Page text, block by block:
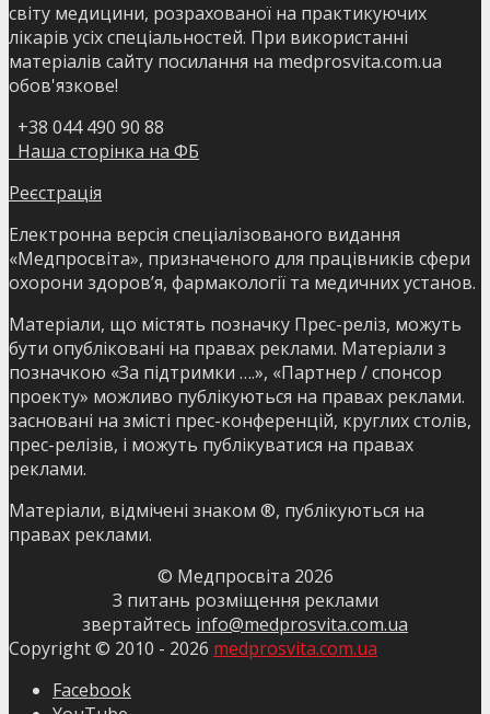
світу медицини, розрахованої на практикуючих
лікарів усіх спеціальностей. При використанні
матеріалів сайту посилання на medprosvita.com.ua
обов'язкове!
+38 044 490 90 88
Наша сторінка на ФБ
Реєстрація
Електронна версія спеціалізованого видання
«Медпросвіта», призначеного для працівників сфери
охорони здоров’я, фармакології та медичних установ.
Матеріали, що містять позначку Прес-реліз, можуть
бути опубліковані на правах реклами. Матеріали з
позначкою «За підтримки ….», «Партнер / спонсор
проекту» можливо публікуються на правах реклами.
засновані на змісті прес-конференцій, круглих столів,
прес-релізів, і можуть публікуватися на правах
реклами.
Матеріали, відмічені знаком ®, публікуються на
правах реклами.
© Медпросвіта 2026
З питань розміщення реклами
звертайтесь info@medprosvita.com.ua
Copyright © 2010 - 2026 medprosvita.com.ua
Facebook